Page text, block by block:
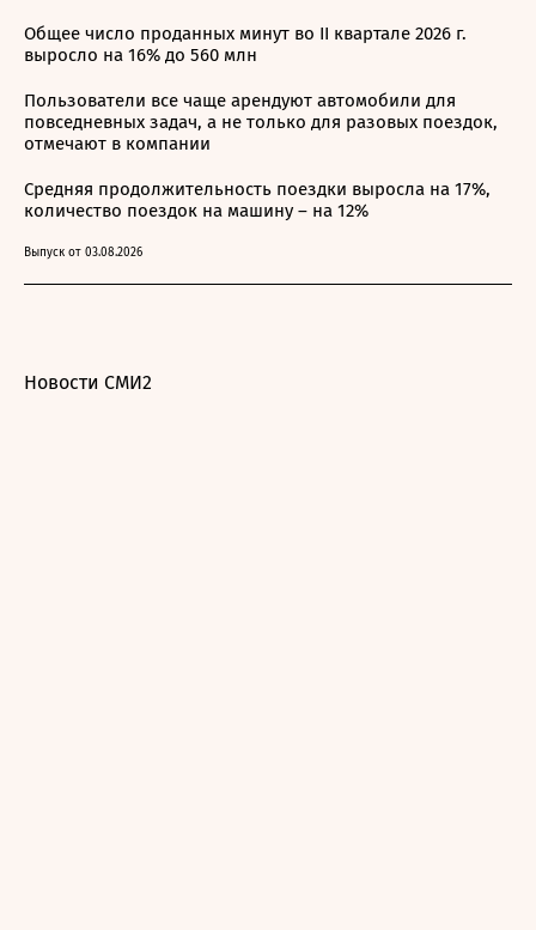
Общее число проданных минут во II квартале 2026 г.
выросло на 16% до 560 млн
Пользователи все чаще арендуют автомобили для
повседневных задач, а не только для разовых поездок,
отмечают в компании
Средняя продолжительность поездки выросла на 17%,
количество поездок на машину – на 12%
Выпуск от 03.08.2026
Новости СМИ2